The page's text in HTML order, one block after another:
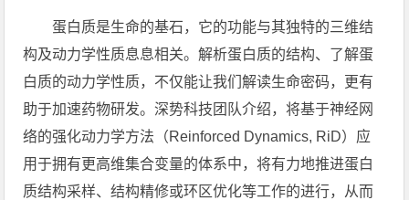
蛋白质是生命的基石，它的功能与其独特的三维结
构及动力学性质息息相关。解析蛋白质的结构、了解蛋
白质的动力学性质，不仅能让我们解读生命密码，更有
助于加速药物研发。深势科技团队介绍，将基于神经网
络的强化动力学方法（Reinforced Dynamics, RiD）应
用于拥有更高维集合变量的体系中，将有力地推进蛋白
质结构采样、结构精修或环区优化等工作的进行，从而